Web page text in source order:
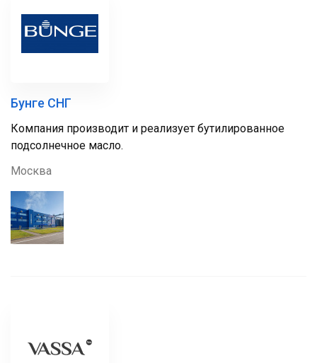
Бунге СНГ
Компания производит и реализует бутилированное
подсолнечное масло.
Москва